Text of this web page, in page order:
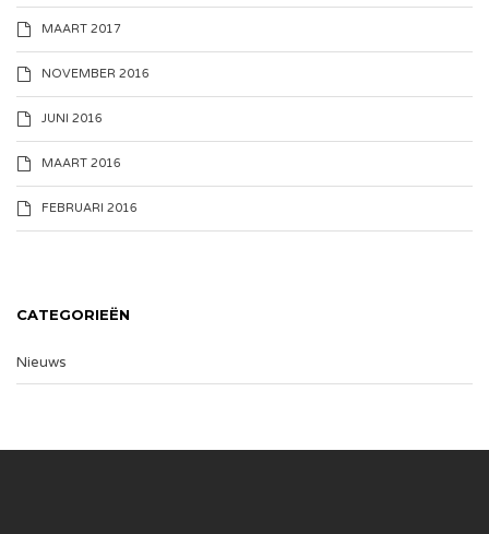
MAART 2017
NOVEMBER 2016
JUNI 2016
MAART 2016
FEBRUARI 2016
CATEGORIEËN
Nieuws